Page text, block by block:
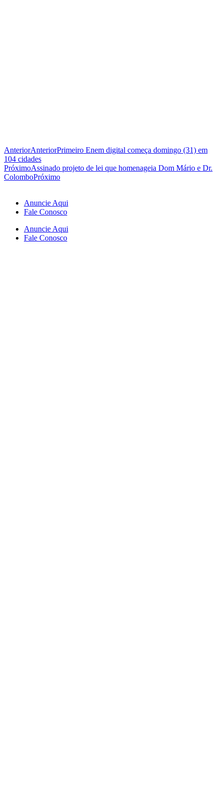
AnteriorAnteriorPrimeiro Enem digital começa domingo (31) em
104 cidades
PróximoAssinado projeto de lei que homenageia Dom Mário e Dr.
ColomboPróximo
Anuncie Aqui
Fale Conosco
Anuncie Aqui
Fale Conosco